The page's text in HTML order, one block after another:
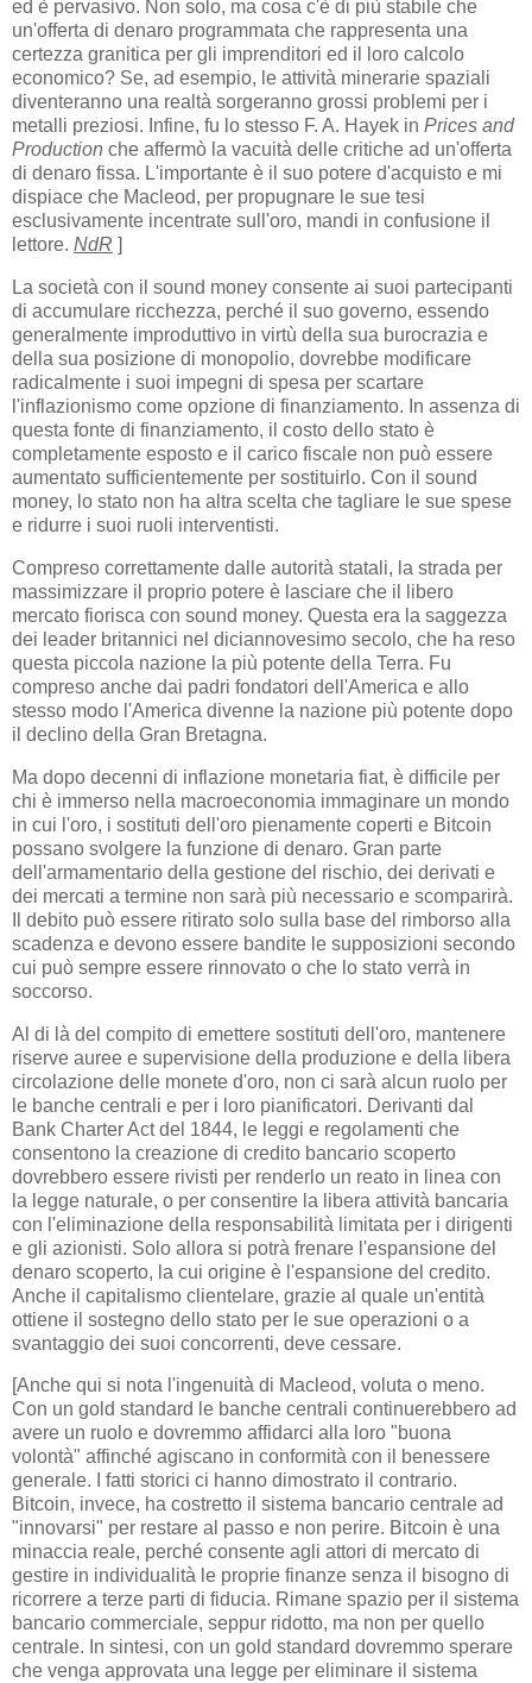
ed è pervasivo. Non solo, ma cosa c'è di più stabile che
un'offerta di denaro programmata che rappresenta una
certezza granitica per gli imprenditori ed il loro calcolo
economico? Se, ad esempio, le attività minerarie spaziali
diventeranno una realtà sorgeranno grossi problemi per i
metalli preziosi. Infine, fu lo stesso F. A. Hayek in Prices and
Production che affermò la vacuità delle critiche ad un'offerta
di denaro fissa. L'importante è il suo potere d'acquisto e mi
dispiace che Macleod, per propugnare le sue tesi
esclusivamente incentrate sull'oro, mandi in confusione il
lettore. NdR ]
La società con il sound money consente ai suoi partecipanti
di accumulare ricchezza, perché il suo governo, essendo
generalmente improduttivo in virtù della sua burocrazia e
della sua posizione di monopolio, dovrebbe modificare
radicalmente i suoi impegni di spesa per scartare
l'inflazionismo come opzione di finanziamento. In assenza di
questa fonte di finanziamento, il costo dello stato è
completamente esposto e il carico fiscale non può essere
aumentato sufficientemente per sostituirlo. Con il sound
money, lo stato non ha altra scelta che tagliare le sue spese
e ridurre i suoi ruoli interventisti.
Compreso correttamente dalle autorità statali, la strada per
massimizzare il proprio potere è lasciare che il libero
mercato fiorisca con sound money. Questa era la saggezza
dei leader britannici nel diciannovesimo secolo, che ha reso
questa piccola nazione la più potente della Terra. Fu
compreso anche dai padri fondatori dell'America e allo
stesso modo l'America divenne la nazione più potente dopo
il declino della Gran Bretagna.
Ma dopo decenni di inflazione monetaria fiat, è difficile per
chi è immerso nella macroeconomia immaginare un mondo
in cui l'oro, i sostituti dell'oro pienamente coperti e Bitcoin
possano svolgere la funzione di denaro. Gran parte
dell'armamentario della gestione del rischio, dei derivati ​​e
dei mercati a termine non sarà più necessario e scomparirà.
Il debito può essere ritirato solo sulla base del rimborso alla
scadenza e devono essere bandite le supposizioni secondo
cui può sempre essere rinnovato o che lo stato verrà in
soccorso.
Al di là del compito di emettere sostituti dell'oro, mantenere
riserve auree e supervisione della produzione e della libera
circolazione delle monete d'oro, non ci sarà alcun ruolo per
le banche centrali e per i loro pianificatori. Derivanti dal
Bank Charter Act del 1844, le leggi e regolamenti che
consentono la creazione di credito bancario scoperto
dovrebbero essere rivisti per renderlo un reato in linea con
la legge naturale, o per consentire la libera attività bancaria
con l'eliminazione della responsabilità limitata per i dirigenti
e gli azionisti. Solo allora si potrà frenare l'espansione del
denaro scoperto, la cui origine è l'espansione del credito.
Anche il capitalismo clientelare, grazie al quale un'entità
ottiene il sostegno dello stato per le sue operazioni o a
svantaggio dei suoi concorrenti, deve cessare.
[Anche qui si nota l'ingenuità di Macleod, voluta o meno.
Con un gold standard le banche centrali continuerebbero ad
avere un ruolo e dovremmo affidarci alla loro "buona
volontà" affinché agiscano in conformità con il benessere
generale. I fatti storici ci hanno dimostrato il contrario.
Bitcoin, invece, ha costretto il sistema bancario centrale ad
"innovarsi" per restare al passo e non perire. Bitcoin è una
minaccia reale, perché consente agli attori di mercato di
gestire in individualità le proprie finanze senza il bisogno di
ricorrere a terze parti di fiducia. Rimane spazio per il sistema
bancario commerciale, seppur ridotto, ma non per quello
centrale. In sintesi, con un gold standard dovremmo sperare
che venga approvata una legge per eliminare il sistema